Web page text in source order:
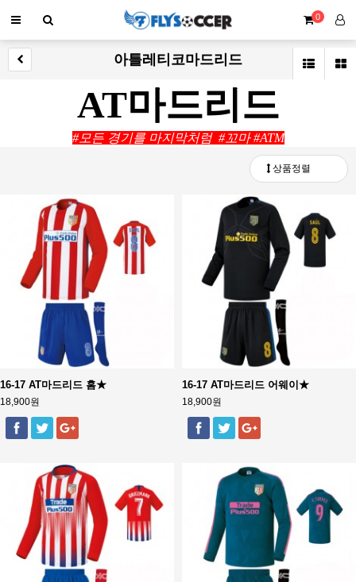
0
아틀레티코마드리드
AT마드리드
#모든 경기를 마지막처럼 #꼬마 #ATM
상품정렬
16-17 AT마드리드 홈★
18,900원
16-17 AT마드리드 어웨이★
18,900원